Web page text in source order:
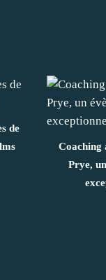
de
Coaching
Prye,